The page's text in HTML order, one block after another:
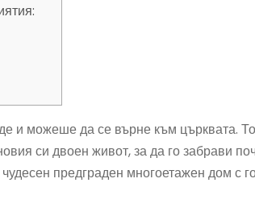
и можеше да се върне към църквата.
си двоен живот, за да го забрави
предграден многоетажен дом с